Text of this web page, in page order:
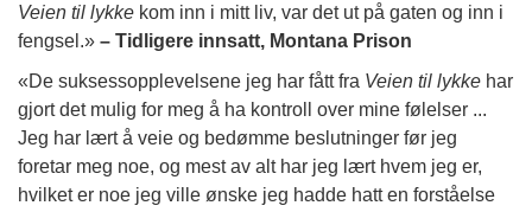
Veien til lykke kom inn i mitt liv, var det ut på gaten og inn i
fengsel.» – Tidligere innsatt, Montana Prison
«De suksessopplevelsene jeg har fått fra Veien til lykke har
gjort det mulig for meg å ha kontroll over mine følelser ...
Jeg har lært å veie og bedømme beslutninger før jeg
foretar meg noe, og mest av alt har jeg lært hvem jeg er,
hvilket er noe jeg ville ønske jeg hadde hatt en forståelse